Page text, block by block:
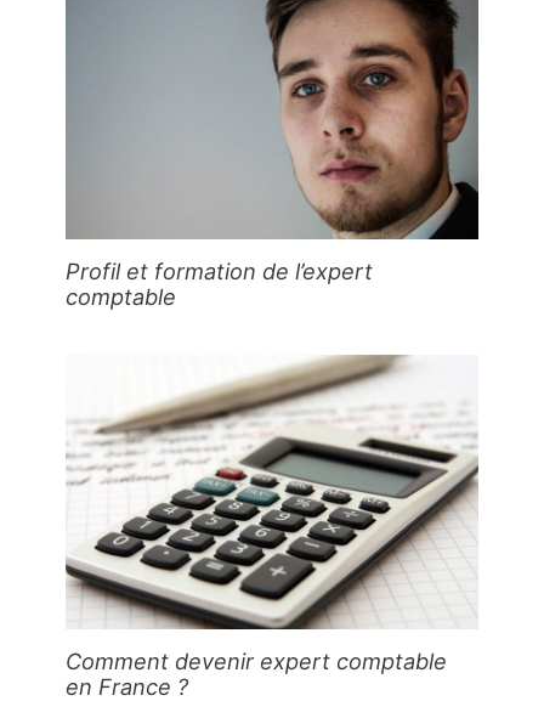
Profil et formation de l’expert
comptable
Comment devenir expert comptable
en France ?